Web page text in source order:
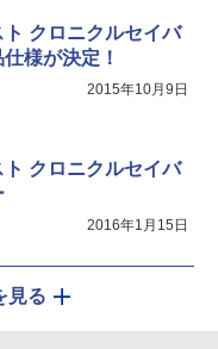
ト クロニクルセイバ
様が決定！
2015年10月9日
ト クロニクルセイバ
2016年1月15日
見る